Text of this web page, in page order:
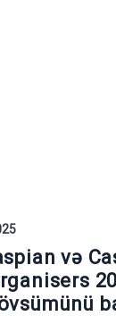
və